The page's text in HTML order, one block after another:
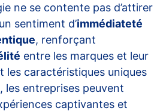
ne se contente pas d’attirer
sentiment d’immédiateté
, renforçant
entre les marques et leur
les caractéristiques uniques
les entreprises peuvent
captivantes et